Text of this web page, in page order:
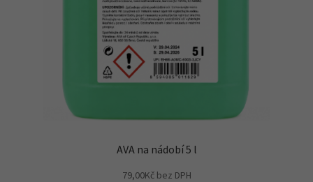
AVA na nádobí 5 l
79,00Kčbez DPH